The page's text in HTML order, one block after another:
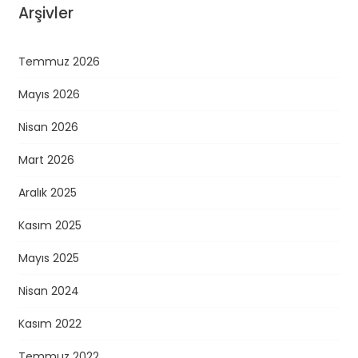
Arşivler
Temmuz 2026
Mayıs 2026
Nisan 2026
Mart 2026
Aralık 2025
Kasım 2025
Mayıs 2025
Nisan 2024
Kasım 2022